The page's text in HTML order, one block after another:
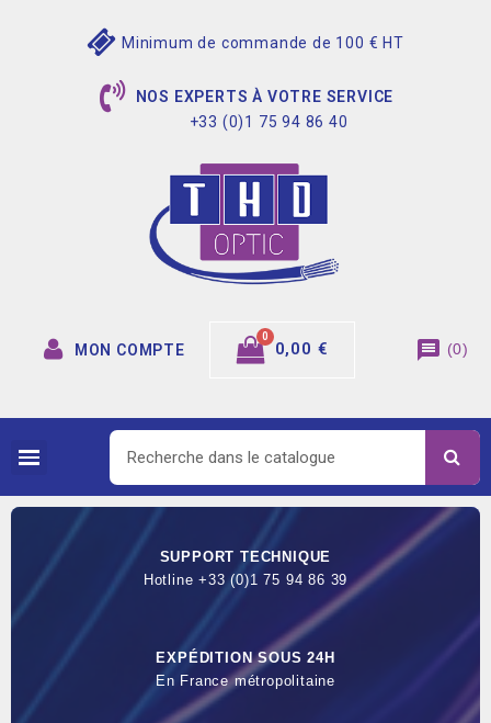
Minimum de commande de 100 € HT
NOS EXPERTS À VOTRE SERVICE
+33 (0)1 75 94 86 40
MON COMPTE 0,00 € message (0)
SUPPORT TECHNIQUE
Hotline +33 (0)1 75 94 86 39
EXPÉDITION SOUS 24H
En France métropolitaine